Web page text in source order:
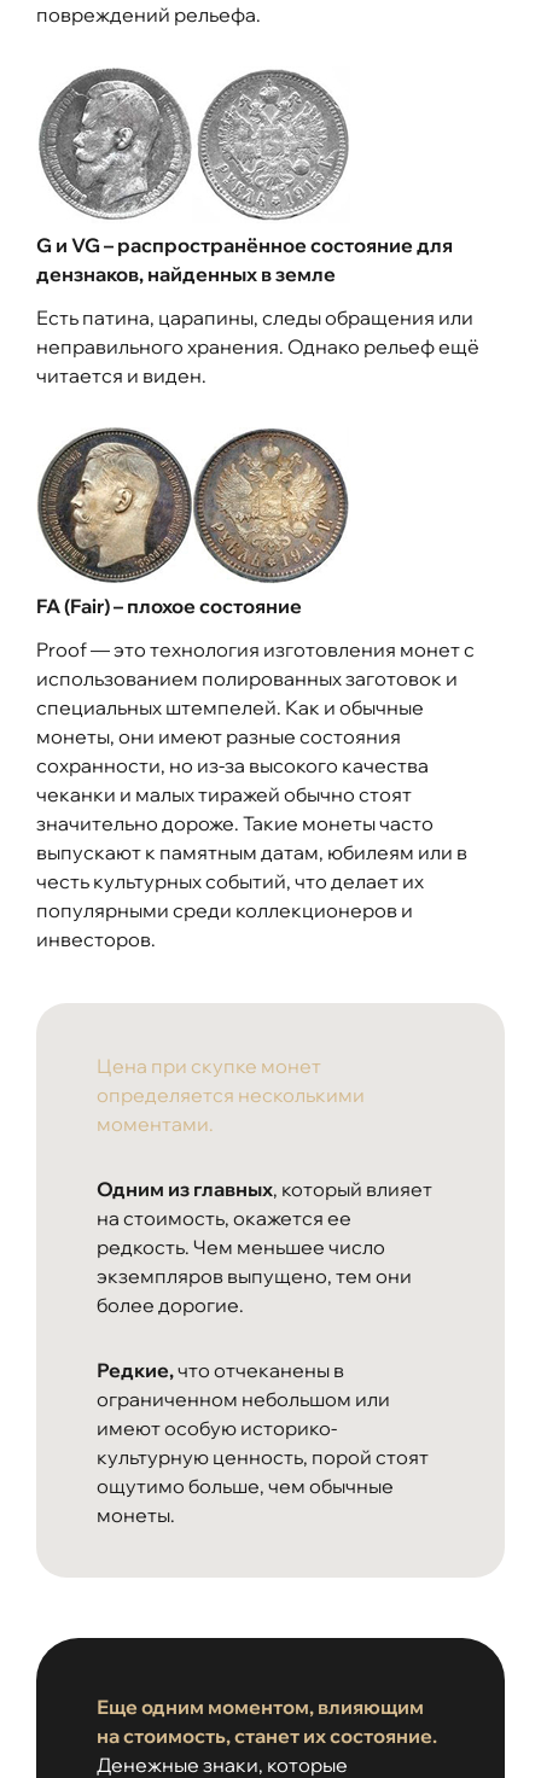
повреждений рельефа.
G и VG – распространённое состояние для
дензнаков, найденных в земле
Есть патина, царапины, следы обращения или
неправильного хранения. Однако рельеф ещё
читается и виден.
FA (Fair) – плохое состояние
Proof — это технология изготовления монет с
использованием полированных заготовок и
специальных штемпелей. Как и обычные
монеты, они имеют разные состояния
сохранности, но из-за высокого качества
чеканки и малых тиражей обычно стоят
значительно дороже. Такие монеты часто
выпускают к памятным датам, юбилеям или в
честь культурных событий, что делает их
популярными среди коллекционеров и
инвесторов.
Цена при скупке монет
определяется несколькими
моментами.
Одним из главных, который влияет
на стоимость, окажется ее
редкость. Чем меньшее число
экземпляров выпущено, тем они
более дорогие.
Редкие,что отчеканены в
ограниченном небольшом или
имеют особую историко-
культурную ценность, порой стоят
ощутимо больше, чем обычные
монеты.
Еще одним моментом, влияющим
на стоимость, станет их состояние.
Денежные знаки, которые